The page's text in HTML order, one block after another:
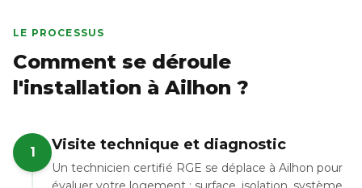
LE PROCESSUS
Comment se déroule
l'installation à Ailhon ?
1 Visite technique et diagnostic
Un technicien certifié RGE se déplace à Ailhon pour